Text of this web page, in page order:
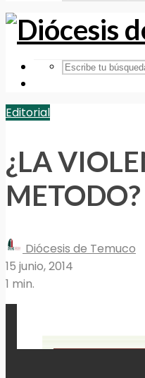
Editorial
¿LA
METODO?
Diócesis de Temuco
15 junio, 2014
1 min.